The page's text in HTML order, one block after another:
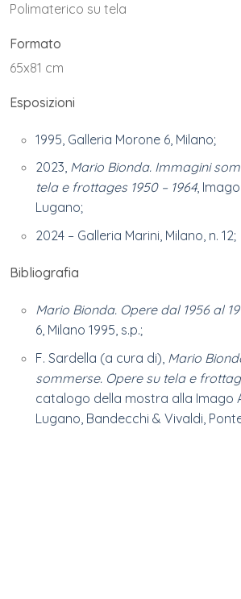
Polimaterico su tela
Formato
65x81 cm
Esposizioni
1995, Galleria Morone 6, Milano;
2023, Mario Bionda. Immagini
tela e frottages 1950 – 1964,
Lugano;
2024 – Galleria Marini, Milano, n. 12;
Bibliografia
Mario Bionda. Opere dal 1956 al
6, Milano 1995, s.p.;
F. Sardella (a cura di), Mario
sommerse. Opere su tela e
catalogo della mostra alla Imago
Lugano, Bandecchi & Vivaldi,